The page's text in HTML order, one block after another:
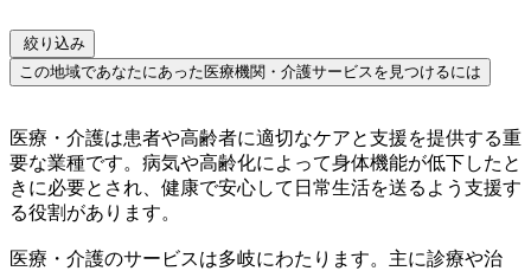
絞り込み
この地域であなたにあった医療機関・介護サービスを見つけるには
医療・介護は患者や高齢者に適切なケアと支援を提供する重
要な業種です。病気や高齢化によって身体機能が低下したと
きに必要とされ、健康で安心して日常生活を送るよう支援す
る役割があります。
医療・介護のサービスは多岐にわたります。主に診療や治